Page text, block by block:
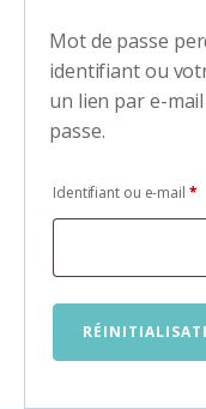
Mot de passe
identifiant ou
un lien par e-
passe.
Identifiant ou e-mail *